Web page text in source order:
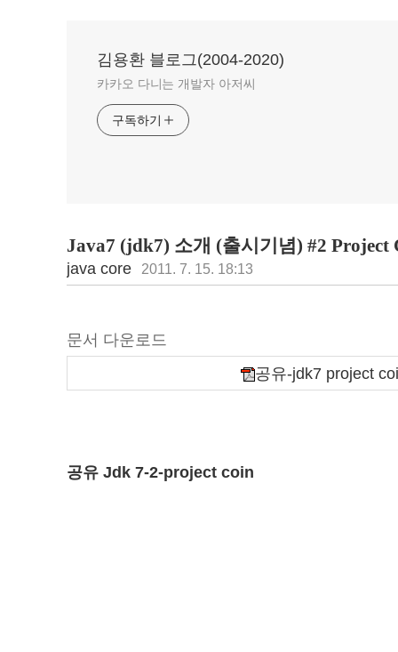
김용환 블로그(2004-2020)
카카오 다니는 개발자 아저씨
구독하기
Java7 (jdk7) 소개 (출시기념) #2 Project
java core 2011. 7. 15. 18:13
문서 다운로드
공유-jdk7 project
공유 Jdk 7-2-project coin